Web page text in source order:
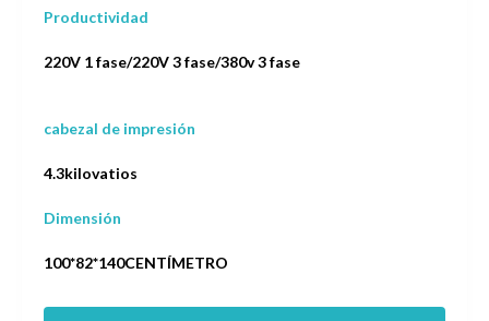
Productividad
220V 1 fase/220V 3 fase/380v 3 fase
cabezal de impresión
4.3kilovatios
Dimensión
100*82*140CENTÍMETRO